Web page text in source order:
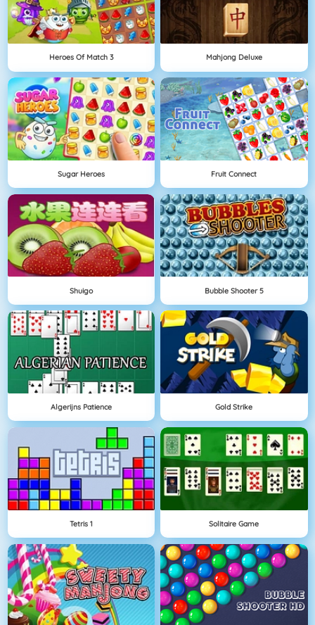
Heroes Of Match 3 Mahjong Deluxe
Sugar Heroes Fruit Connect
Shuigo Bubble Shooter 5
Algerijns Patience Gold Strike
Tetris 1 Solitaire Game